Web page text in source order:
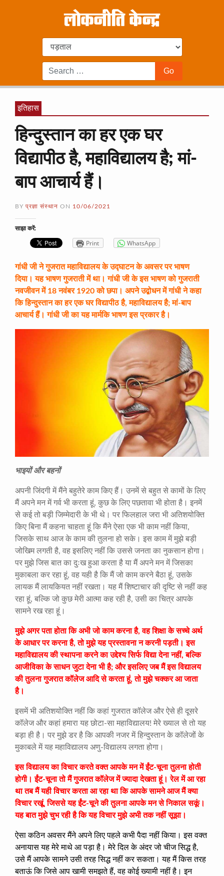
इतिहास
हिन्दुस्तान का हर एक घर
विद्यापीठ है, महाविद्यालय है; मां-
बाप आचार्य हैं।
BY प्रज्ञा संस्थान ON 10/06/2021
साझा करें:
Print WhatsApp
गांधी जी ने गुजरात महाविद्यालय के उद्घाटन के अवसर पर भाषण
दिया। यह भाषण गुजराती में था। गांधी जी के इस भाषण को गुजराती
नवजीवन में 18 नवंबर 1920 को छपा। अपने उद्बोधन में गांधी ने कहा
कि हिन्दुस्तान का हर एक घर विद्यापीठ है, महाविद्यालय है; मां-बाप
आचार्य हैं। गांधी जी का यह मार्मकि भाषण इस प्रकार है।
भाइयों और बहनों
अपनी जिंदगी में मैंने बहुतेरे काम किए हैं। उनमें से बहुत से कामों के लिए
मैं अपने मन में गर्व भी करता हूं, कुछ के लिए पछतावा भी होता है। इनमें
से कई तो बड़ी जिम्मेदारी के भी थे। पर फिलहाल जरा भी अतिशयोक्ति
किए बिना मैं कहना चाहता हूं कि मैंने ऐसा एक भी काम नहीं किया,
जिसके साथ आज के काम की तुलना हो सके। इस काम में मुझे बड़ी
जोखिम लगती है, वह इसलिए नहीं कि उससे जनता का नुकसान होगा।
पर मुझे जिस बात का दुःख हुआ करता है या मैं अपने मन में जिसका
मुकाबला कर रहा हूं, वह यही है कि मैं जो काम करने बैठा हूं, उसके
लायक मैं लायकियत नहीं रखता। यह मैं शिष्टाचार की दृष्टि से नहीं कह
रहा हूं, बल्कि जो कुछ मेरी आत्मा कह रही है, उसी का चित्र आपके
सामने रख रहा हूं।
मुझे अगर पता होता कि अभी जो काम करना है, वह शिक्षा के सच्चे अर्थ
के आधार पर करना है, तो मुझे यह प्रस्तावना न करनी पड़ती। इस
महाविद्यालय की स्थापना करने का उद्देश्य सिर्फ विद्या देना नहीं, बल्कि
आजीविका के साधन जुटा देना भी है; और इसलिए जब मैं इस विद्यालय
की तुलना गुजरात कॉलेज आदि से करता हूं, तो मुझे चक्कर आ जाता
है।
इसमें भी अतिशयोक्ति नहीं कि कहां गुजरात कॉलेज और ऐसे ही दूसरे
कॉलेज और कहां हमारा यह छोटा-सा महाविद्यालय! मेरे ख्याल से तो यह
बड़ा ही है। पर मुझे डर है कि आपकी नजर में हिन्दुस्तान के कॉलेजों के
मुकाबले में यह महाविद्यालय अणु-विद्यालय लगता होगा।
इस विद्यालय का विचार करते वक्त आपके मन में ईंट-चूना तुलना होती
होगी। ईंट-चूना तो मैं गुजरात कॉलेज में ज्यादा देखता हूं। रेल में आ रहा
था तब मैं यही विचार करता आ रहा था कि आपके सामने आज मैं क्या
विचार रखूं, जिससे यह ईंट-चूने की तुलना आपके मन से निकाल सकूं।
यह बात मुझे चुभ रही है कि यह विचार मुझे अभी तक नहीं सूझा।
ऐसा कठिन अवसर मैंने अपने लिए पहले कभी पैदा नहीं किया। इस वक्त
अनायास यह मेरे माथे आ पड़ा है। मेरे दिल के अंदर जो चीज सिद्ध है,
उसे मैं आपके सामने उसी तरह सिद्ध नहीं कर सकता। यह मैं किस तरह
बताऊं कि जिसे आप खामी समझते हैं, वह कोई ख्यामी नहीं है। इन